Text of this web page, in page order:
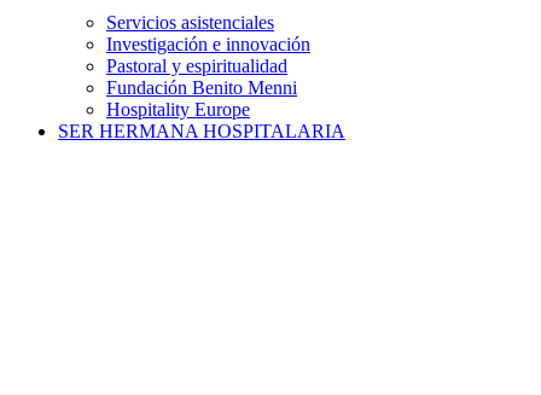
Servicios asistenciales
Investigación e innovación
Pastoral y espiritualidad
Fundación Benito Menni
Hospitality Europe
SER HERMANA HOSPITALARIA